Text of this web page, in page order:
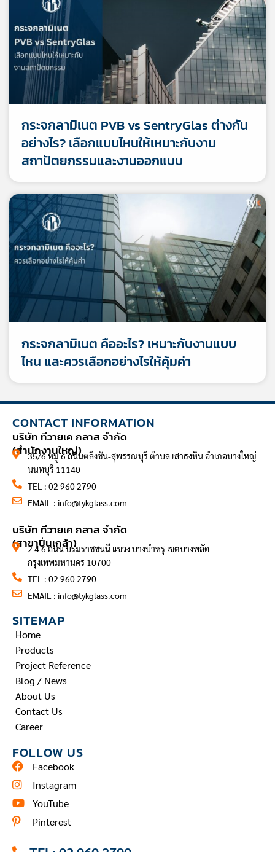
กระจกลามิเนต PVB vs SentryGlas ต่างกัน
อย่างไร? เลือกแบบไหนให้เหมาะกับงาน
สถาปัตยกรรมและงานออกแบบ
กระจกลามิเนต คืออะไร? เหมาะกับงานแบบ
ไหน และควรเลือกอย่างไรให้คุ้มค่า
CONTACT INFORMATION
บริษัท ทีวายเค กลาส จำกัด
(สำนักงานใหญ่)
35/6 หมู่ 6 ถนนตลิ่งชัน-สุพรรณบุรี ตำบล เสาธงหิน อำเภอบางใหญ่
นนทบุรี 11140
TEL : 02 960 2790
EMAIL : info@tykglass.com
บริษัท ทีวายเค กลาส จำกัด
(สาขาปิ่นเกล้า)
2 4 6 ถนน บรมราชชนนี แขวง บางบำหรุ เขตบางพลัด
กรุงเทพมหานคร 10700
TEL : 02 960 2790
EMAIL : info@tykglass.com
SITEMAP
Home
Products
Project Reference
Blog / News
About Us
Contact Us
Career
FOLLOW US
Facebook
Instagram
YouTube
Pinterest